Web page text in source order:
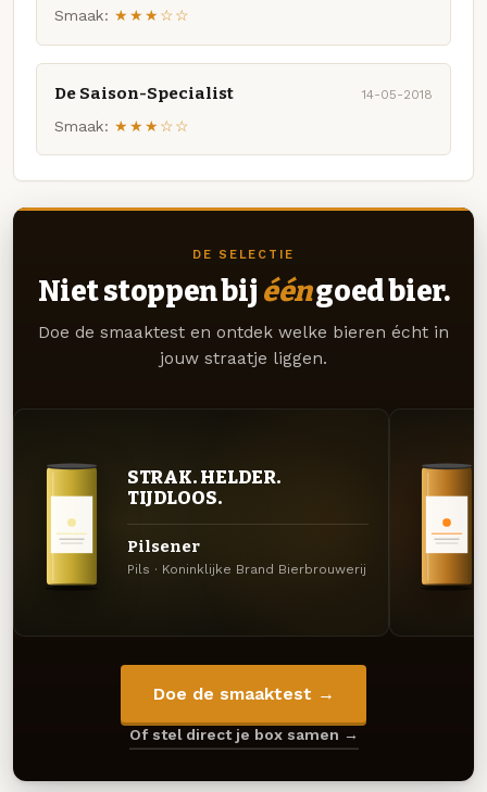
Smaak: ★★★☆☆
De Saison-Specialist 14-05-2018
Smaak: ★★★☆☆
DE SELECTIE
Niet stoppen bij ééngoed bier.
Doe de smaaktest en ontdek welke bieren écht in
jouw straatje liggen.
STRAK. HELDER.
TIJDLOOS.
Pilsener
Pils · Koninklijke Brand Bierbrouwerij
Doe de smaaktest →
Of stel direct je box samen →